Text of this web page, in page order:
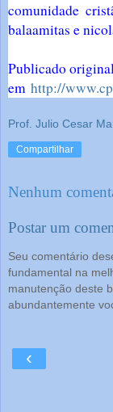
comunidade
balaamitas e
Publicado
em http://
Prof. Julio Cesar
Compartilhar
Nenhum
Postar um
Seu comentário
fundamental na
manutenção deste
abundantemente
‹